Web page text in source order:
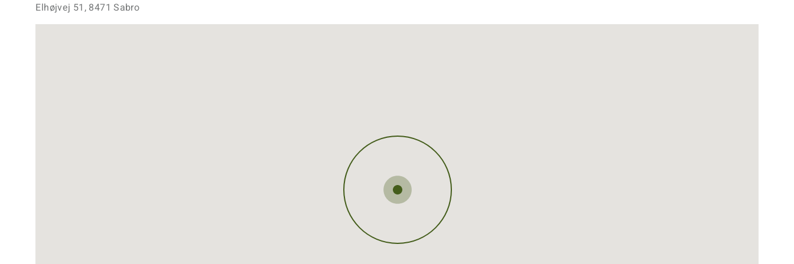
Elhøjvej 51, 8471 Sabro